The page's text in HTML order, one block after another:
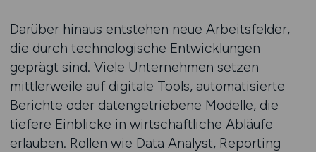
Darüber hinaus entstehen neue Arbeitsfelder,
die durch technologische Entwicklungen
geprägt sind. Viele Unternehmen setzen
mittlerweile auf digitale Tools, automatisierte
Berichte oder datengetriebene Modelle, die
tiefere Einblicke in wirtschaftliche Abläufe
erlauben. Rollen wie Data Analyst, Reporting